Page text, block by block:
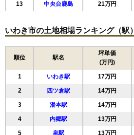
13 中央台鹿島 21万円
15 泉玉露 21万円
16 湘南台 21万円
17 内郷御厩町 20万円
18 泉町玉露 19万円
19 小名浜諏訪町 19万円
20 好間町下好間 19万円
21 郷ケ丘 19万円
22 葉山 19万円
いわき市の土地相場ランキング（駅）
順位 駅名
坪単価
(万円)
1 いわき駅 17万円
2 四ツ倉駅 14万円
3 湯本駅 14万円
4 内郷駅 13万円
5 泉駅 13万円